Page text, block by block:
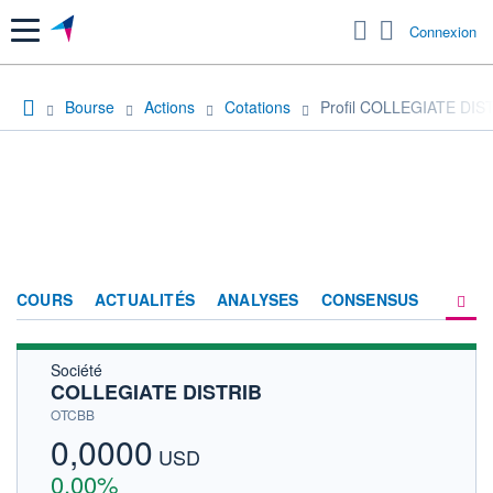
Menu Connexion
Bourse Actions Cotations Profil COLLEGIATE
COURS ACTUALITÉS ANALYSES CONSENSUS
Société
COLLEGIATE DISTRIB
OTCBB
0,0000 USD
0,00%